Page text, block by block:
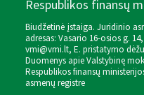
Respublikos finansų
Biudžetinė įstaiga. Juridinio
adresas: Vasario 16-osios g.
vmi@vmi.lt, E. pristatymo
Duomenys apie Valstybinę
Respublikos finansų
asmenų registre